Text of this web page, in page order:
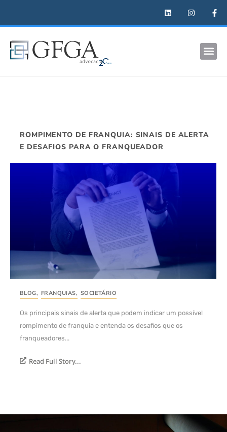
ROMPIMENTO DE FRANQUIA: SINAIS DE ALERTA
E DESAFIOS PARA O FRANQUEADOR
BLOG, FRANQUIAS, SOCIETÁRIO
Os principais sinais de alerta que podem indicar um possível
rompimento de franquia e entenda os desafios que os
franqueadores...
Read Full Story...